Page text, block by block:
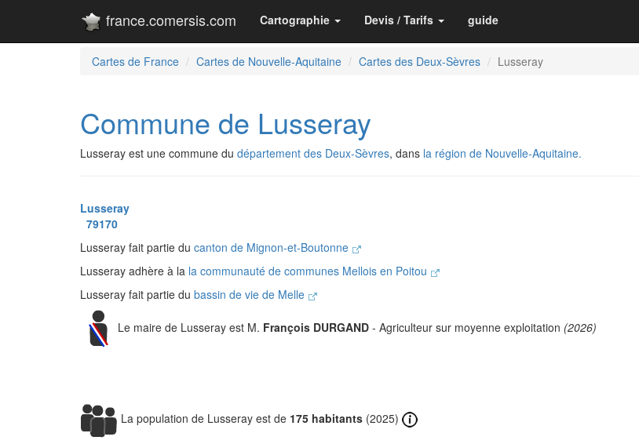
france.comersis.com Cartographie Devis / Tarifs guide
Cartes de France Cartes de Nouvelle-Aquitaine Cartes des Deux-Sèvres Lusseray
Commune de Lusseray
Lusseray est une commune du département des Deux-Sèvres, dans la région de Nouvelle-Aquitaine.
Lusseray
79170
Lusseray fait partie du canton de Mignon-et-Boutonne
Lusseray adhère à la la communauté de communes Mellois en Poitou
Lusseray fait partie du bassin de vie de Melle
Le maire de Lusseray est M. François DURGAND - Agriculteur sur moyenne exploitation (2026)
La population de Lusseray est de 175 habitants (2025)